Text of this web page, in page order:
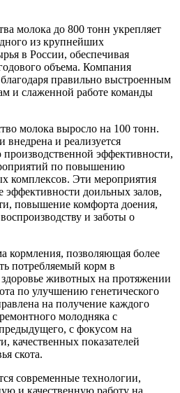
молока до 800 тонн укрепляет
из крупнейших
в России, обеспечивая
объема. Компания
благодаря правильно выстроенным
и слаженной работе команды
молока выросло на 100 тонн.
внедрена и реализуется
эффективности,
по повышению
комплексов. Эти мероприятия
эффективности доильных залов,
повышение комфорта доения,
и заботы о
кормления, позволяющая более
потребляемый корм в
животных на протяжении
по улучшению генетического
на получение каждого
молодняка с
с фокусом на
качественных показателей
скота.
современные технологии,